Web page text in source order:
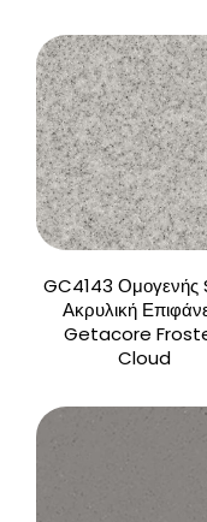
GC4143 Ομογενής
Ακρυλική
Getacore
Cloud